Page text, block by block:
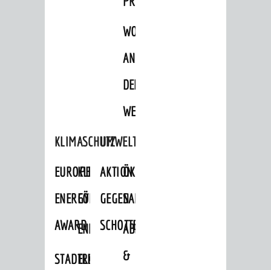
WOHNBEBAUUNG
AN
DER
WEINBERGSTRASSE
KLIMASCHUTZ
EUROPEAN
ENERGY
AWARD
KLIMASCHUTZ-
FÖRDERPROGRAMME
ENERGIEBERATUNG
STADTRADELN
ELEKTROMOBILITÄTSBERATUNG
UMWELTSCHUTZ
AKTION
GEGEN
SCHOTTERGÄRTEN
ÖKOLOGISCHE
SANIERUNG/WAIDSEE
ABFALL
&